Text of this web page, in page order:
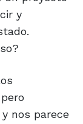
y
nos parece